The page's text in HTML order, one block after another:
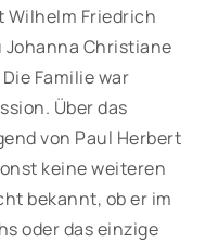
Wilhelm Friedrich
Johanna Christiane
Familie war
Über das
von Paul Herbert
keine weiteren
bekannt, ob er im
oder das einzige